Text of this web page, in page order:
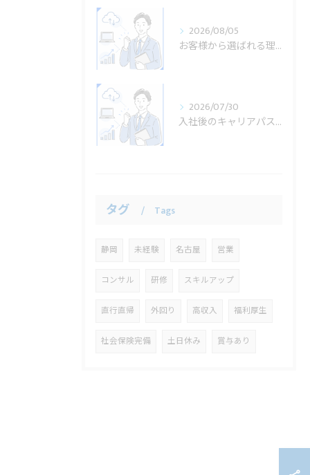
2026/08/05
お客様から選ばれる理由とは？導入事例から見る課題解決力
2026/07/30
入社後のキャリアパスについて
タグ Tags
静岡 未経験 名古屋 営業
コンサル 研修 スキルアップ
直行直帰 外回り 高収入 福利厚生
社会保険完備 土日休み 賞与あり